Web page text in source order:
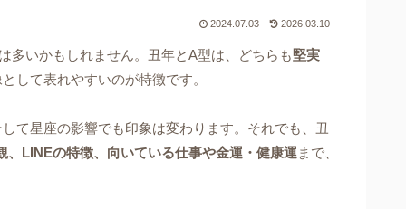
2024.07.03 2026.03.10
多いかもしれません。丑年とA型は、どちらも堅実
して表れやすいのが特徴です。
て星座の影響でも印象は変わります。それでも、丑
LINEの特徴、向いている仕事や金運・健康運 まで、